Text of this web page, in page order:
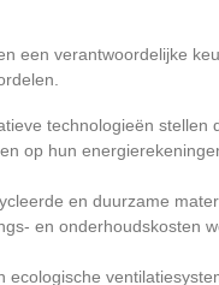
een verantwoordelijke
technologieën stellen
op hun
en duurzame
en onderhoudskosten
ecologische